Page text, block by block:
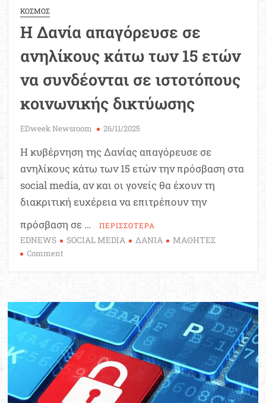
ΚΟΣΜΟΣ
Η Δανία απαγόρευσε σε
ανηλίκους κάτω των 15 ετών
να συνδέονται σε ιστοτόπους
κοινωνικής δικτύωσης
EDweek Newsroom 26/11/2025
Η κυβέρνηση της Δανίας απαγόρευσε σε
ανηλίκους κάτω των 15 ετών την πρόσβαση στα
social media, αν και οι γονείς θα έχουν τη
διακριτική ευχέρεια να επιτρέπουν την
πρόσβαση σε …
ΠΕΡΙΣΣΟΤΕΡΑ
EDNEWS SOCIAL MEDIA ΔΑΝΙΑ ΜΑΘΗΤΕΣ
Comment
σε
κάτω
των
15
ετών
να
συνδέονται